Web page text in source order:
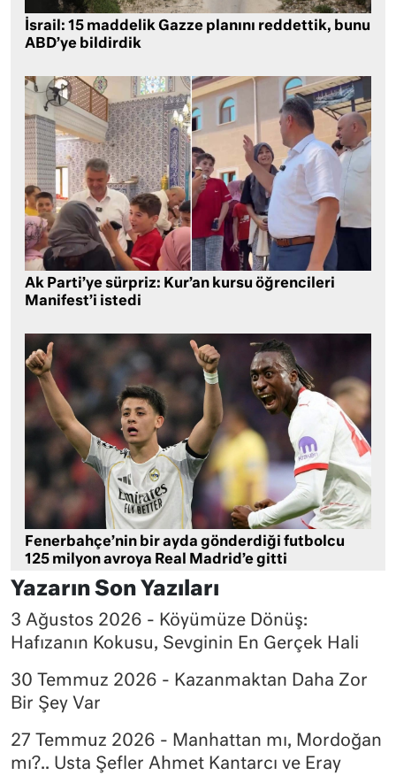
İsrail: 15 maddelik Gazze planını reddettik, bunu
ABD’ye bildirdik
Ak Parti’ye sürpriz: Kur’an kursu öğrencileri
Manifest’i istedi
Fenerbahçe’nin bir ayda gönderdiği futbolcu
125 milyon avroya Real Madrid’e gitti
Yazarın Son Yazıları
3 Ağustos 2026 - Köyümüze Dönüş:
Hafızanın Kokusu, Sevginin En Gerçek Hali
30 Temmuz 2026 - Kazanmaktan Daha Zor
Bir Şey Var
27 Temmuz 2026 - Manhattan mı, Mordoğan
mı?.. Usta Şefler Ahmet Kantarcı ve Eray